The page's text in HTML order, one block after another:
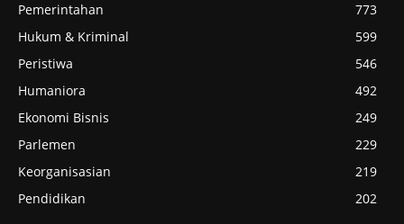
Pemerintahan
773
Hukum & Kriminal
599
Peristiwa
546
Humaniora
492
Ekonomi Bisnis
249
Parlemen
229
Keorganisasian
219
Pendidikan
202